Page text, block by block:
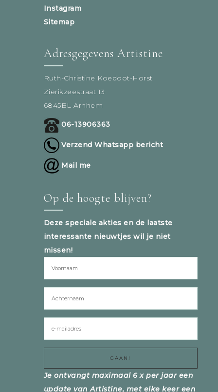
Instagram
Sitemap
Adresgegevens Artistine
Ruth-Christine Koedoot-Horst
Zierikzeestraat 13
6845BL Arnhem
06-13906363
Verzend Whatsapp bericht
Mail me
Op de hoogte blijven?
Deze speciale akties en de laatste
interessante nieuwtjes wil je niet
missen!
Je ontvangt maximaal 6 x per jaar een
update van Artistine, met elke keer een